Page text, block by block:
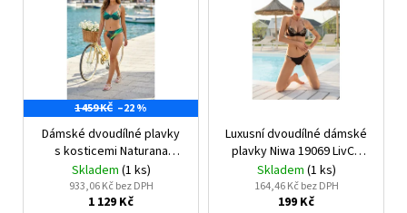
r
1 459 KČ –22 %
Dámské dvoudílné plavky
s kosticemi Naturana
72690
Skladem (1 ks)
933,06 Kč bez DPH
1 129 Kč
Luxusní dvoudílné dámské
plavky Niwa 19069 LivCo
Corsetti
Skladem (1 ks)
164,46 Kč bez DPH
199 Kč